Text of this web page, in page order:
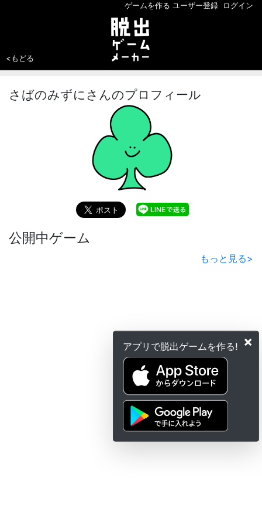
×
アプリで脱出ゲームを作る!
ゲームを作る ユーザー登録 ログイン
<もどる
さばのみずにさんのプロフィール
公開中ゲーム
もっと見る>